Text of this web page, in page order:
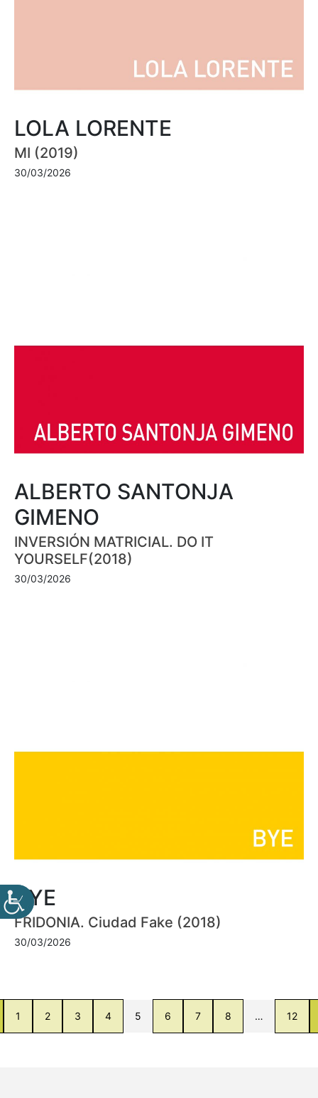
LOLA LORENTE
MI (2019)
30/03/2026
ALBERTO SANTONJA
GIMENO
INVERSIÓN MATRICIAL. DO IT
YOURSELF(2018)
30/03/2026
BYE
FRIDONIA. Ciudad Fake (2018)
30/03/2026
1 2 3 4 5 6 7 8 … 12